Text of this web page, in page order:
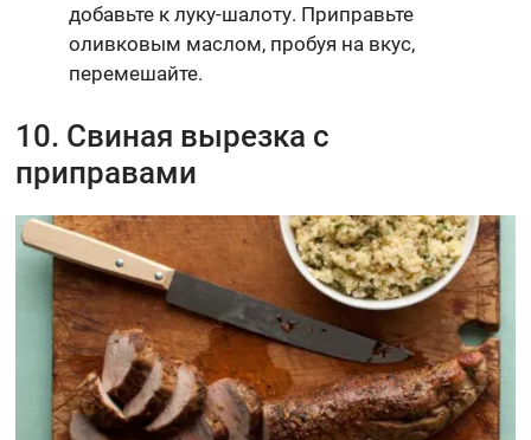
добавьте к луку-шалоту. Приправьте
оливковым маслом, пробуя на вкус,
перемешайте.
10. Свиная вырезка с
приправами